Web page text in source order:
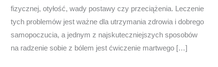
fizycznej, otyłość, wady postawy czy przeciążenia. Leczenie
tych problemów jest ważne dla utrzymania zdrowia i dobrego
samopoczucia, a jednym z najskuteczniejszych sposobów
na radzenie sobie z bólem jest ćwiczenie martwego […]